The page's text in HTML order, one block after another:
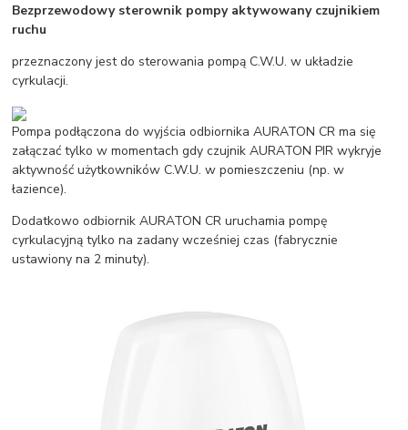
Bezprzewodowy sterownik pompy aktywowany czujnikiem
ruchu
przeznaczony jest do sterowania pompą C.W.U. w układzie
cyrkulacji.
Pompa podłączona do wyjścia odbiornika AURATON CR ma się
załączać tylko w momentach gdy czujnik AURATON PIR wykryje
aktywność użytkowników C.W.U. w pomieszczeniu (np. w
łazience).
Dodatkowo odbiornik AURATON CR uruchamia pompę
cyrkulacyjną tylko na zadany wcześniej czas (fabrycznie
ustawiony na 2 minuty).